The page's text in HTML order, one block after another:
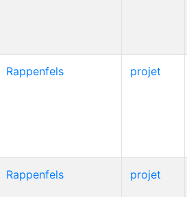
Rappenfels projet
Rappenfels projet